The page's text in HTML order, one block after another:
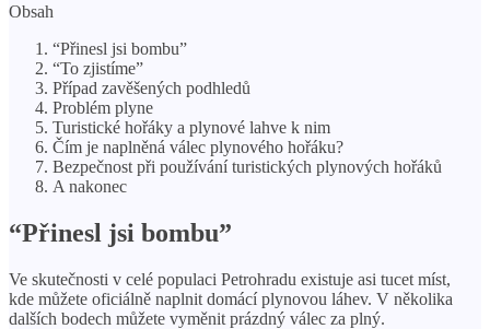
Obsah
“Přinesl jsi bombu”
“To zjistíme”
Případ zavěšených podhledů
Problém plyne
Turistické hořáky a plynové lahve k nim
Čím je naplněná válec plynového hořáku?
Bezpečnost při používání turistických plynových hořáků
A nakonec
“Přinesl jsi bombu”
Ve skutečnosti v celé populaci Petrohradu existuje asi tucet míst,
kde můžete oficiálně naplnit domácí plynovou láhev. V několika
dalších bodech můžete vyměnit prázdný válec za plný.